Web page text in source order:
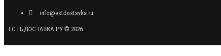
info@estdostavka.ru
ЕСТЬДОСТАВКА.РУ © 2026